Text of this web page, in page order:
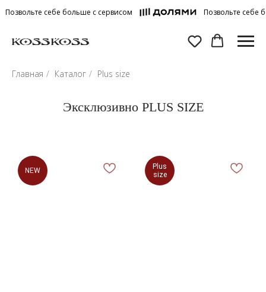
Позвольте себе больше с сервисом Позвольте себе
Главная / Каталог / Plus size
Эксклюзивно PLUS SIZE
NEW
Plus
size